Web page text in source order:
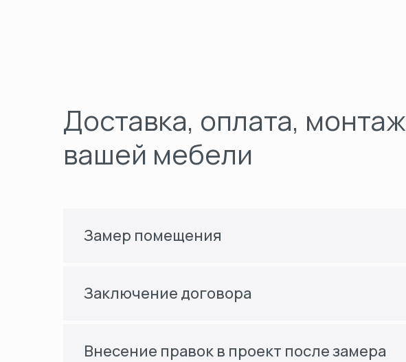
Доставка, оплата, монтаж
вашей мебели
Замер помещения
Заключение договора
Внесение правок в проект после замера